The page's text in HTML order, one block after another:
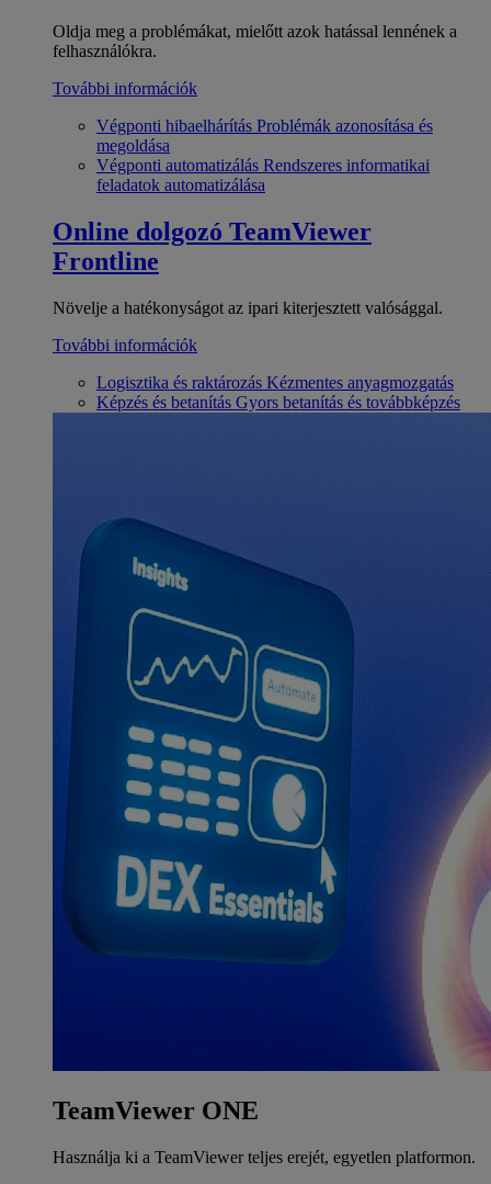
Oldja meg a problémákat, mielőtt azok hatással lennének a
felhasználókra.
További információk
Végponti hibaelhárítás Problémák azonosítása és
megoldása
Végponti automatizálás Rendszeres informatikai
feladatok automatizálása
Online dolgozó TeamViewer
Frontline
Növelje a hatékonyságot az ipari kiterjesztett valósággal.
További információk
Logisztika és raktározás Kézmentes anyagmozgatás
Képzés és betanítás Gyors betanítás és továbbképzés
TeamViewer ONE
Használja ki a TeamViewer teljes erejét, egyetlen platformon.